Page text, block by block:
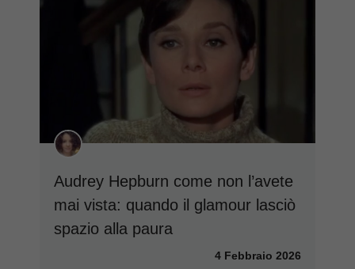
Audrey Hepburn come non l’avete
mai vista: quando il glamour lasciò
spazio alla paura
4 Febbraio 2026